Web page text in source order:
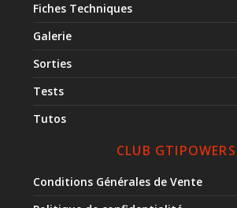
Fiches Techniques
Galerie
Sorties
Tests
Tutos
CLUB GTIPOWERS
Conditions Générales de Vente